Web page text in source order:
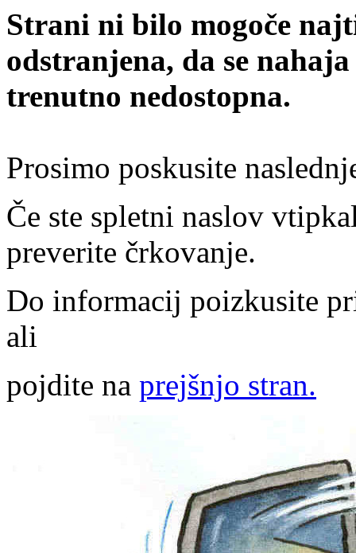
Strani ni bilo mogoče
odstranjena, da se
trenutno nedostopna.
Prosimo poskusite
Če ste spletni naslov
preverite črkovanje.
Do informacij poizkusite
ali
pojdite na prejšnjo stran.